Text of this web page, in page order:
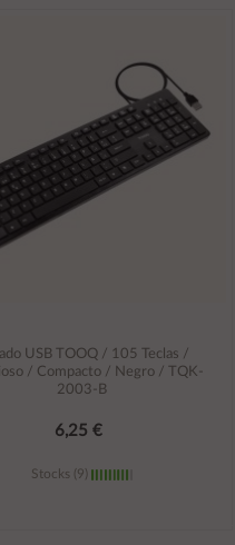
USB TOOQ / 105 Teclas /
/ Compacto / Negro / TQK-
2003-B
6,25 €
Stocks (9)